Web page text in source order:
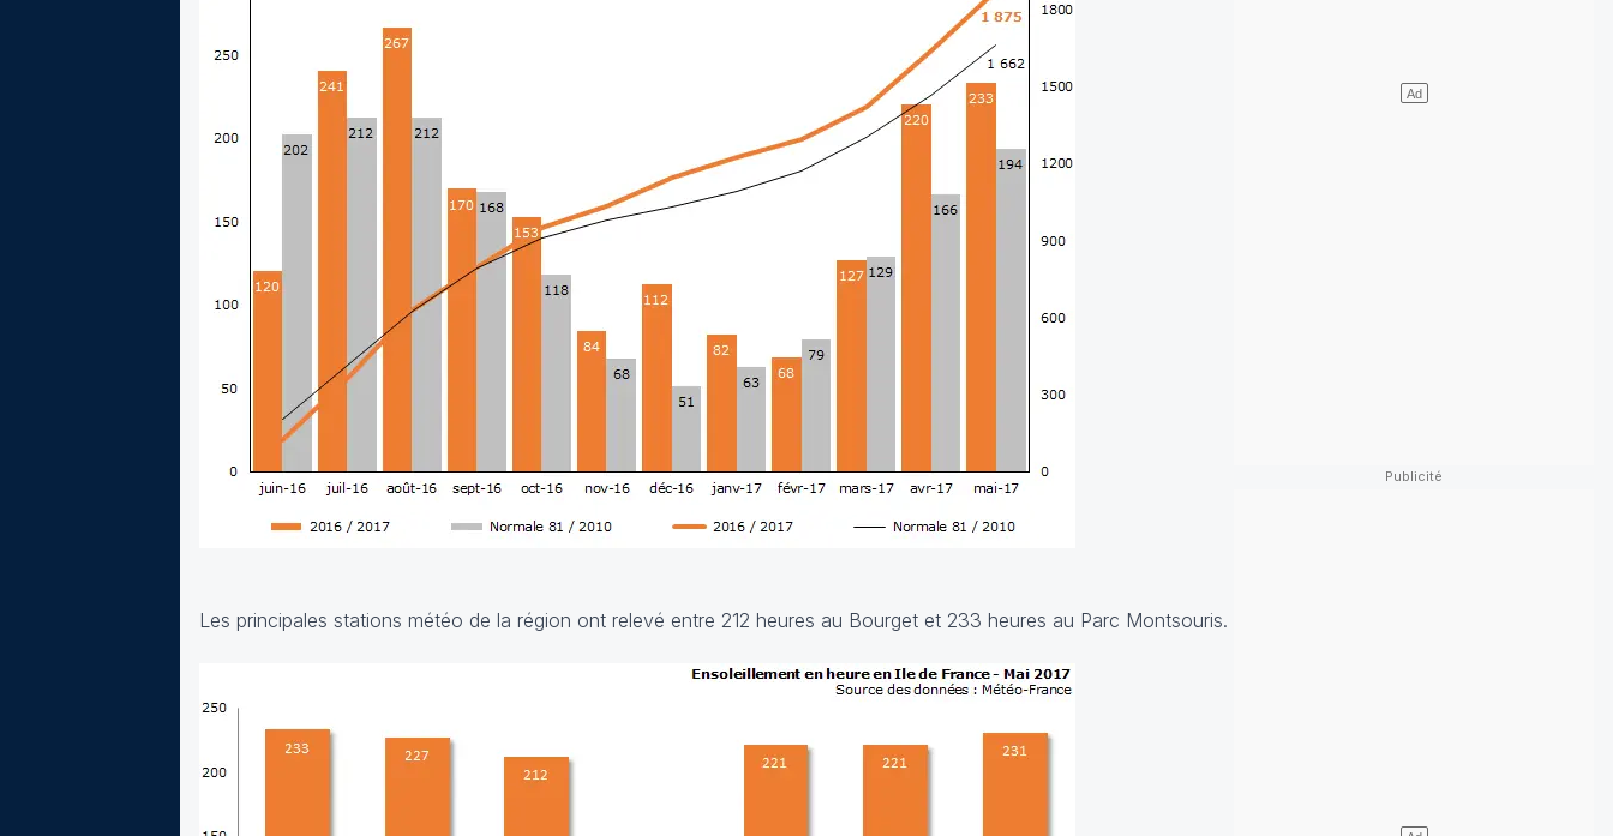
Les principales stations météo de la région ont relevé entre 212 heures au Bourget et 233 heures au Parc Montsouris.